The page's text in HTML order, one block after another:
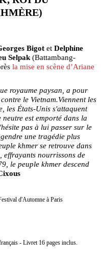
Bigotet Delphine
Selpak(Battambang-
la mise en scène d’Ariane
royaume paysan, a pour
le Vietnam.Viennent les
les États-Unis s'attaquent
neutre est emporté dans la
pas à lui passer sur le
une tragédie plus
khmer se retrouve dans
effrayants nourrissons de
le peuple khmer descend
d'Automne à Paris
- Livret 16 pages inclus.